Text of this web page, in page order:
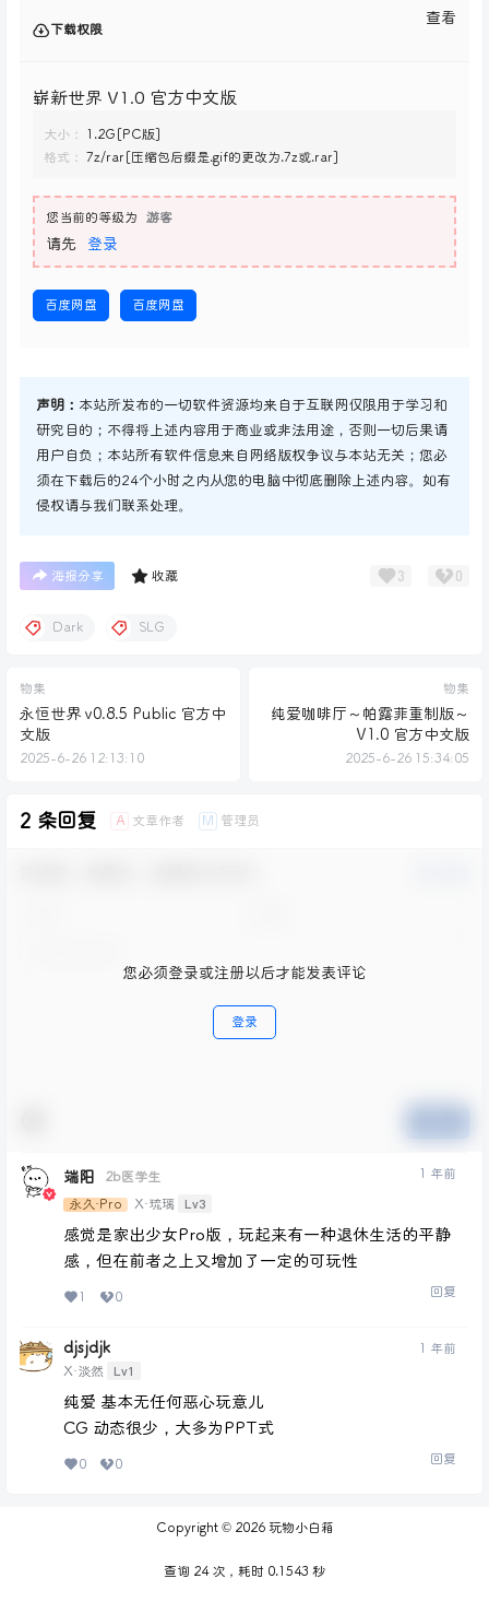
下载权限
查看
崭新世界 V1.0 官方中文版
大小：
1.2G[PC版]
格式：
7z/rar[压缩包后缀是.gif的更改为.7z或.rar]
您当前的等级为 游客
请先 登录
百度网盘 百度网盘
声明： 本站所发布的一切软件资源均来自于互联网仅限用于学习和
研究目的；不得将上述内容用于商业或非法用途，否则一切后果请
用户自负；本站所有软件信息来自网络版权争议与本站无关；您必
须在下载后的24个小时之内从您的电脑中彻底删除上述内容。如有
侵权请与我们联系处理。
海报分享 收藏 3 0
Dark SLG
物集
永恒世界 v0.8.5 Public 官方中
文版
2025-6-26 12:13:10
物集
纯爱咖啡厅～帕露菲重制版～
V1.0 官方中文版
2025-6-26 15:34:05
2 条回复 A 文章作者 M 管理员
您必须登录或注册以后才能发表评论
登录
端阳
2b医学生
永久·Pro
X·琉璃 Lv3
1 年前
感觉是家出少女Pro版，玩起来有一种退休生活的平静
感，但在前者之上又增加了一定的可玩性
1 0 回复
djsjdjk
X·淡然 Lv1
1 年前
纯爱 基本无任何恶心玩意儿
CG 动态很少，大多为PPT式
0 0 回复
Copyright © 2026玩物小白箱
查询 24 次，耗时 0.1543 秒